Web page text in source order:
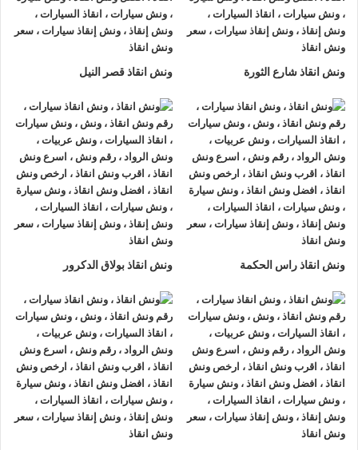
الدراسة او على الطريق وذلك لأننا نعمل على مدار الساعة طوال
أيام الأسبوع.
2- الأمان
السيارة امنة تماما حتي الوصول إلي أقرب مركز صيانة.
3- الخبرة
فريق عمل شركة الرواد لإنقاذ و رفع السيارات مدرب على كيفيةنقل
السياراتوتثبيتها عليونش الانقاذ
وذلك إلى جانب خبرتهم المتميزة
في اختيار أسرع الطرق.
تنتشر
اوناش الانقاذ في الدراسة
أو علي الطرق الرئيسية في جميع
انحاء الجمهورية وهو ما يسمح بسرعة وصولونش انقاذ السيارات
اليك خلال 15 دقيقة بحد اقصي.
ونش انقاذ الروادلدينا دائماونش انقاذ سيارات في الدراسةلسحب
و إنقاذ سيارتك وأخذك الي اقرب مركز صيانة أو وكيل معتمد ، أتصل
بنا الان ولا تتردد
هوأرخص ونش انقاذ في الدراسة
ونش انقاذ شارع الثورة ونش انقاذ قصر النيل
ونش انقاذ راس الحكمة ونش انقاذ بولاق الدكرور